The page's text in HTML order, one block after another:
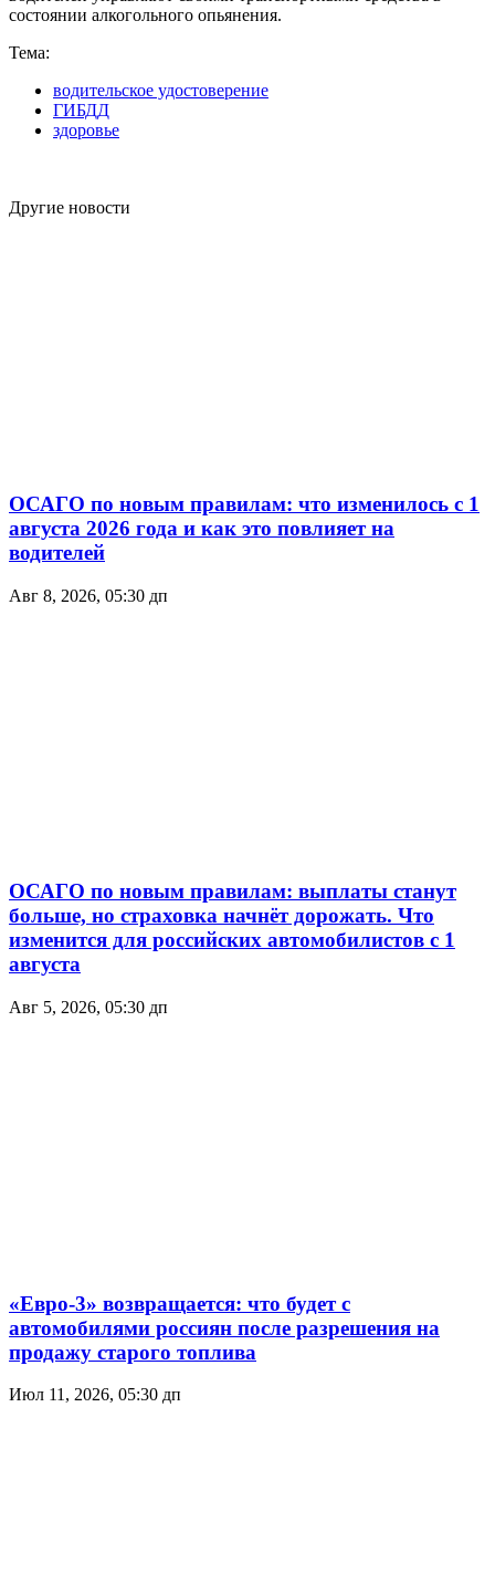
состоянии алкогольного опьянения.
Тема:
водительское удостоверение
ГИБДД
здоровье
Другие новости
ОСАГО по новым правилам: что изменилось с 1
августа 2026 года и как это повлияет на
водителей
Авг 8, 2026, 05:30 дп
ОСАГО по новым правилам: выплаты станут
больше, но страховка начнёт дорожать. Что
изменится для российских автомобилистов с 1
августа
Авг 5, 2026, 05:30 дп
«Евро-3» возвращается: что будет с
автомобилями россиян после разрешения на
продажу старого топлива
Июл 11, 2026, 05:30 дп